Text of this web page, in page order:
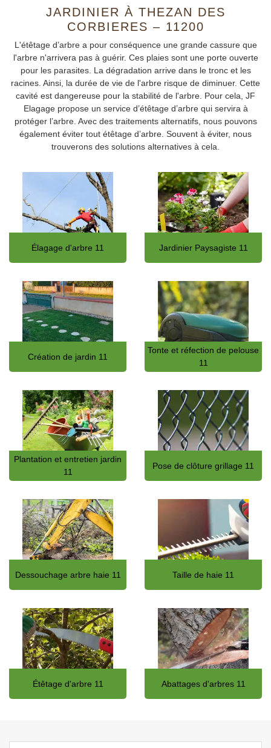
JARDINIER À THEZAN DES
CORBIERES – 11200
L'étêtage d’arbre a pour conséquence une grande cassure que
l'arbre n'arrivera pas à guérir. Ces plaies sont une porte ouverte
pour les parasites. La dégradation arrive dans le tronc et les
racines. Ainsi, la durée de vie de l'arbre risque de diminuer. Cette
cavité est dangereuse pour la stabilité de l'arbre. Pour cela, JF
Elagage propose un service d’étêtage d’arbre qui servira à
protéger l’arbre. Avec des traitements alternatifs, nous pouvons
également éviter tout étêtage d’arbre. Souvent à éviter, nous
trouverons des solutions alternatives à cela.
Élagage d'arbre 11 Jardinier Paysagiste 11
Création de jardin 11
Tonte et réfection de pelouse
11
Plantation et entretien jardin
11
Pose de clôture grillage 11
Dessouchage arbre haie 11 Taille de haie 11
Étêtage d'arbre 11 Abattages d'arbres 11